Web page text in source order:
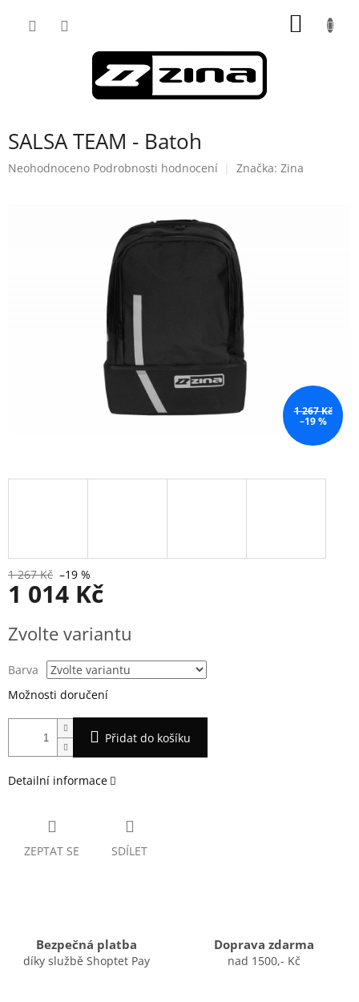
SALSA TEAM - Batoh
Průměrné
Neohodnoceno Podrobnosti hodnocení Značka: Zina
1 267 Kč
–19 %
1 267 Kč –19 %
1 014 Kč
cena:
Zvolte variantu
Barva
Možnosti doručení
Přidat do košíku
Detailní informace
ZEPTAT SE SDÍLET
Bezpečná platba
díky službě Shoptet Pay
Doprava zdarma
nad 1500,- Kč